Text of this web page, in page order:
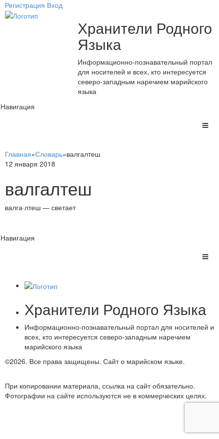
Регистрация Вход
Хранители Родного
Языка
Информационно-познавательный портал
для носителей и всех, кто интересуется
северо-западным наречием марийского
языка
Навигация
Главная»Словарь»валгалтеш
12 января 2018
валгалтеш
валга·лтеш — светает
Навигация
Хранители Родного Языка
Информационно-познавательный портал для носителей и
всех, кто интересуется северо-западным наречием
марийского языка
©2026. Все права защищены. Сайт о марийском языке.
При копировании материала, ссылка на сайт обязательно.
Фотографии на сайте используются не в коммерческих целях.